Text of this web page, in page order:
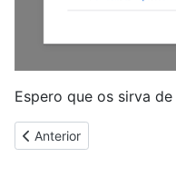
Espero que os sirva
Artículo anterior:
Anterior